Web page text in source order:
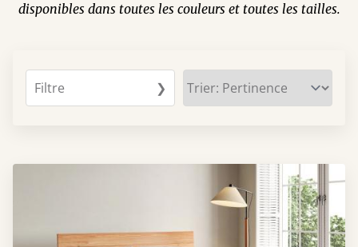
disponibles dans toutes les couleurs et toutes les tailles.
Filtre ❯